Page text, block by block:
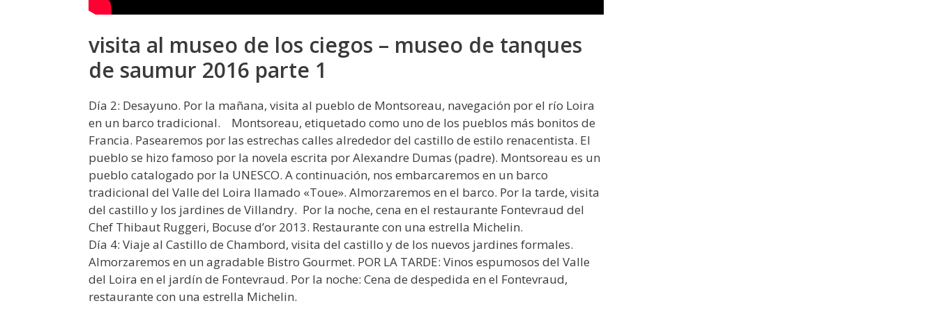
visita al museo de los ciegos – museo de tanques
de saumur 2016 parte 1
Día 2: Desayuno. Por la mañana, visita al pueblo de Montsoreau, navegación por el río Loira
en un barco tradicional. Montsoreau, etiquetado como uno de los pueblos más bonitos de
Francia. Pasearemos por las estrechas calles alrededor del castillo de estilo renacentista. El
pueblo se hizo famoso por la novela escrita por Alexandre Dumas (padre). Montsoreau es un
pueblo catalogado por la UNESCO. A continuación, nos embarcaremos en un barco
tradicional del Valle del Loira llamado «Toue». Almorzaremos en el barco. Por la tarde, visita
del castillo y los jardines de Villandry. Por la noche, cena en el restaurante Fontevraud del
Chef Thibaut Ruggeri, Bocuse d’or 2013. Restaurante con una estrella Michelin.
Día 4: Viaje al Castillo de Chambord, visita del castillo y de los nuevos jardines formales.
Almorzaremos en un agradable Bistro Gourmet. POR LA TARDE: Vinos espumosos del Valle
del Loira en el jardín de Fontevraud. Por la noche: Cena de despedida en el Fontevraud,
restaurante con una estrella Michelin.